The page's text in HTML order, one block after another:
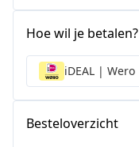
Hoe wil je betalen?
iDEAL | Wero
Besteloverzicht